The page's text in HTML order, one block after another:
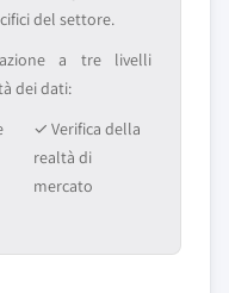
del settore.
a tre livelli
dei dati:
✓ Verifica della
realtà di
mercato